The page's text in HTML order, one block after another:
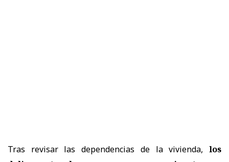
Tras revisar las dependencias de la vivienda, los